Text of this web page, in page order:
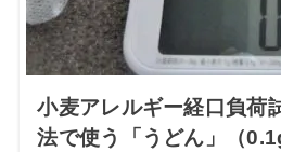
小麦アレルギー経口負荷
法で使う「うどん」（